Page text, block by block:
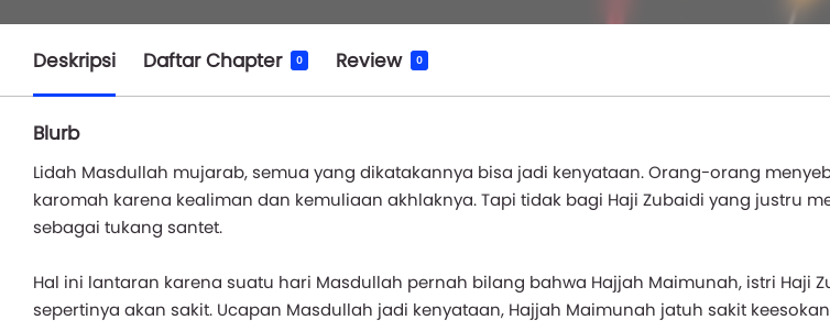
Deskripsi Daftar Chapter 0 Review 0
Blurb
Lidah Masdullah mujarab, semua yang dikatakannya bisa jadi kenyataan. Orang-orang
karomah karena kealiman dan kemuliaan akhlaknya. Tapi tidak bagi Haji Zubaidi yang justru
sebagai tukang santet.
Hal ini lantaran karena suatu hari Masdullah pernah bilang bahwa Hajjah Maimunah, istri Haji
sepertinya akan sakit. Ucapan Masdullah jadi kenyataan, Hajjah Maimunah jatuh sakit